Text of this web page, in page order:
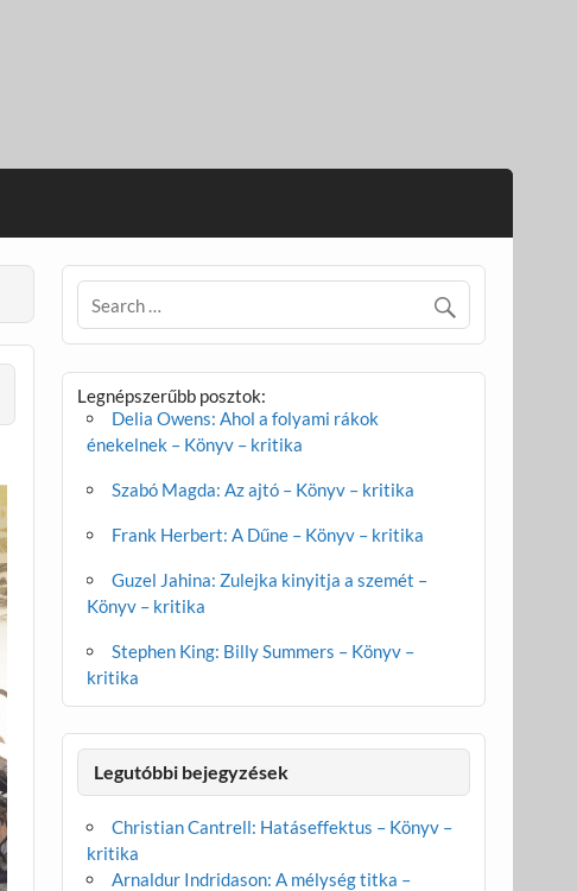
Legnépszerűbb posztok:
Delia Owens: Ahol a folyami rákok
énekelnek – Könyv – kritika
Szabó Magda: Az ajtó – Könyv – kritika
Frank Herbert: A Dűne – Könyv – kritika
Guzel Jahina: Zulejka kinyitja a szemét –
Könyv – kritika
Stephen King: Billy Summers – Könyv –
kritika
Legutóbbi bejegyzések
Christian Cantrell: Hatáseffektus – Könyv –
kritika
Arnaldur Indridason: A mélység titka –